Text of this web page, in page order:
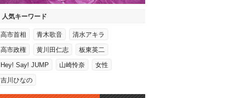
人気キーワード
高市首相 青木歌音 清水アキラ
高市政権 黄川田仁志 板東英二
Hey! Say! JUMP 山崎怜奈 女性
吉川ひなの